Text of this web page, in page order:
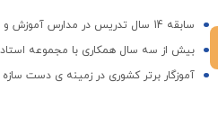
سابقه 14 سال تدریس در مدارس آموزش و پرورش
بیش از سه سال همکاری با مجموعه
آموزگار برتر کشوری در زمینه ی دست